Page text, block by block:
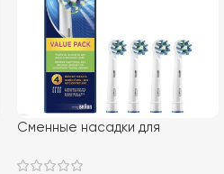
Сменные насадки для
ORAL-B EB50 CrossAction 4 шт